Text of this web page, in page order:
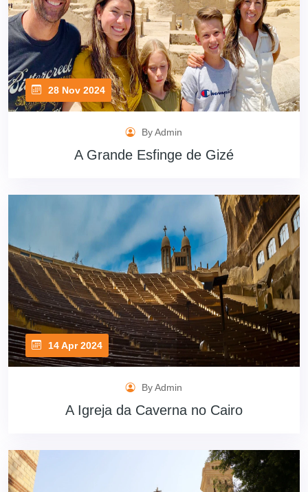
28 Nov 2024
By Admin
A Grande Esfinge de Gizé
14 Apr 2024
By Admin
A Igreja da Caverna no Cairo